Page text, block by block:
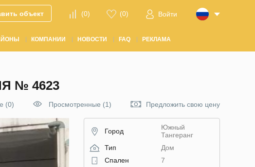
объект (0) (0) Войти
КОМПАНИИ НОВОСТИ FAQ РЕКЛАМА
№ 4623
(0) Просмотренные (1) Предложить свою цену
Город
Южный
Тангеранг
Тип
Дом
Спален
7